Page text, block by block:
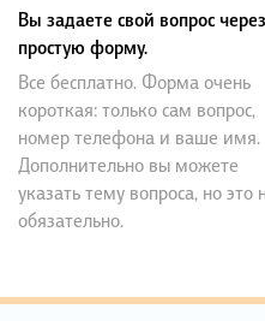
Вы задаете свой вопрос через
простую форму.
Все бесплатно. Форма очень
короткая: только сам вопрос,
номер телефона и ваше имя.
Дополнительно вы можете
указать тему вопроса, но это
обязательно.